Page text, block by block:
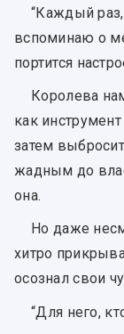
“Каждый раз,
вспоминаю о
портится
Королева
как
затем
жадным до
она.
Но даже
хитро
осознал свои
“Для него,